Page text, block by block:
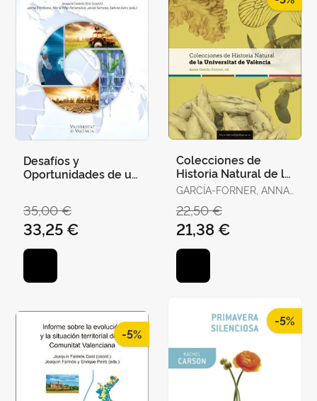
Desafíos y
Oportunidades de un
35,00 €
33,25 €
Colecciones de
Historia Natural de la
Universitat de
València
GARCÍA-FORNER, ANNA
22,50 €
21,38 €
-5%
-5%